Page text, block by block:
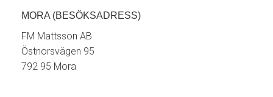
MORA (BESÖKSADRESS)
FM Mattsson AB
Östnorsvägen 95
792 95 Mora